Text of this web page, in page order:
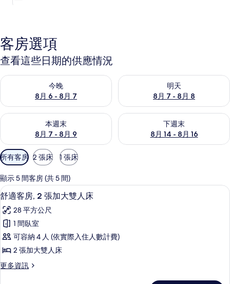
客房選項
查看這些日期的供應情況
今晚
8月 6 - 8月 7
查看今晚 (8月 6 - 8月 7) 的供應情況
明天
8月 7 - 8月 8
查看明天 (8月 7 - 8月 8) 的供
本週末
8月 7 - 8月 9
查看本週末 (8月 7 - 8月 9) 的供應情況
下週末
8月 14 - 8月 16
查看下週末 (8月 14 - 8月 16)
可
用
的
客
房
篩
選
條
所有客房 2 張床 1 張床
顯示 5 間客房 (共 5 間)
顯
示
舒
適
客
2
高級寢具、書桌、遮光布/窗簾、隔音
2
舒適客房, 2 張加大雙人床
28 平方公尺
1 間臥室
可容納 4 人 (依實際入住人數計費)
2 張加大雙人床
更多資訊
更